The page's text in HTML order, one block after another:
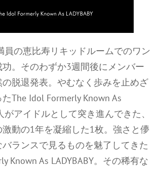
員の恵比寿リキッドルームでのワン
。そのわずか3週間後にメンバー
脱退発表。やむなく歩みを止めざ
The Idol Formerly Known As
がアイドルとして突き進んできた、
動の1年を凝縮した1枚。強さと儚
ランスで見るものを魅了してきた
Known As LADYBABY。その稀有な